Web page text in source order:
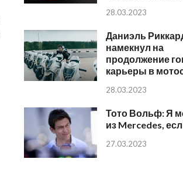
28.03.2023
Даниэль
намекнул на
продолжение
карьеры в
28.03.2023
Тото Вольф: Я
из Mercedes,
27.03.2023